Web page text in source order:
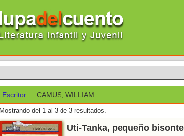
Escritor: CAMUS, WILLIAM
Mostrando del 1 al 3 de 3 resultados.
Uti-Tanka, pequeño bisonte